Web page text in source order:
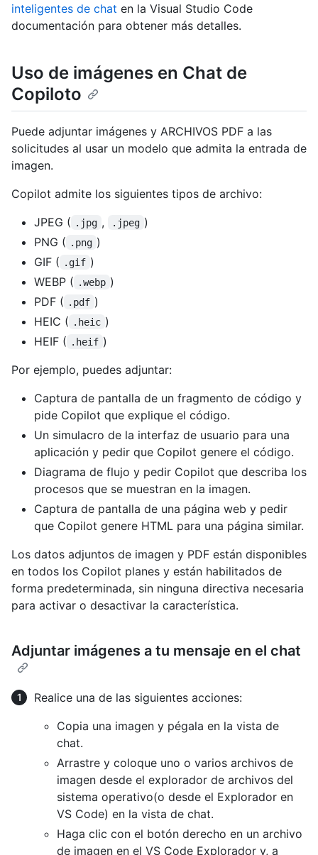
inteligentes de chat en la Visual Studio Code
documentación para obtener más detalles.
Uso de imágenes en Chat de
Copiloto
Puede adjuntar imágenes y ARCHIVOS PDF a las
solicitudes al usar un modelo que admita la entrada de
imagen.
Copilot admite los siguientes tipos de archivo:
JPEG ( .jpg , .jpeg )
PNG ( .png )
GIF ( .gif )
WEBP ( .webp )
PDF ( .pdf )
HEIC ( .heic )
HEIF ( .heif )
Por ejemplo, puedes adjuntar:
Captura de pantalla de un fragmento de código y
pide Copilot que explique el código.
Un simulacro de la interfaz de usuario para una
aplicación y pedir que Copilot genere el código.
Diagrama de flujo y pedir Copilot que describa los
procesos que se muestran en la imagen.
Captura de pantalla de una página web y pedir
que Copilot genere HTML para una página similar.
Los datos adjuntos de imagen y PDF están disponibles
en todos los Copilot planes y están habilitados de
forma predeterminada, sin ninguna directiva necesaria
para activar o desactivar la característica.
Adjuntar imágenes a tu mensaje en el chat
Realice una de las siguientes acciones:
Copia una imagen y pégala en la vista de
chat.
Arrastre y coloque uno o varios archivos de
imagen desde el explorador de archivos del
sistema operativo(o desde el Explorador en
VS Code) en la vista de chat.
Haga clic con el botón derecho en un archivo
de imagen en el VS Code Explorador y, a